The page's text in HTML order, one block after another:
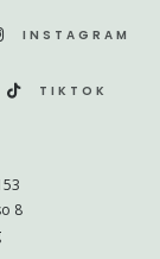
INSTAGRAM
TIKTOK
8